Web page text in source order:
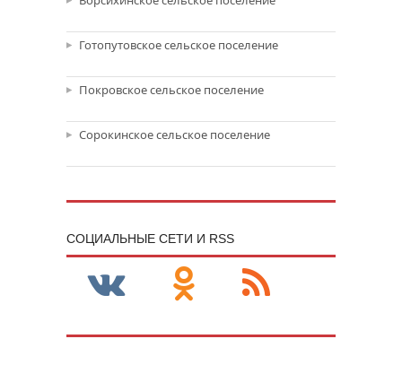
Готопутовское сельское поселение
Покровское сельское поселение
Сорокинское сельское поселение
CОЦИАЛЬНЫЕ СЕТИ И RSS